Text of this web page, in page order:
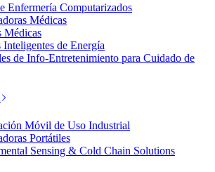
Enfermería Computarizados
Médicas
Médicas
Inteligentes de Energía
de Info-Entretenimiento para Cuidado de
Móvil de Uso Industrial
Portátiles
Sensing & Cold Chain Solutions